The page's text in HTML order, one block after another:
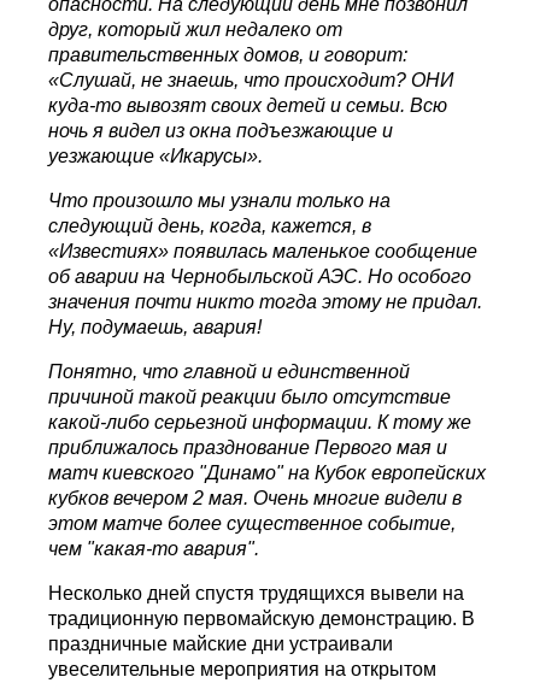
опасности. На следующий день мне позвонил
друг, который жил недалеко от
правительственных домов, и говорит:
«Слушай, не знаешь, что происходит? ОНИ
куда-то вывозят своих детей и семьи. Всю
ночь я видел из окна подъезжающие и
уезжающие «Икарусы».
Что произошло мы узнали только на
следующий день, когда, кажется, в
«Известиях» появилась маленькое сообщение
об аварии на Чернобыльской АЭС. Но особого
значения почти никто тогда этому не придал.
Ну, подумаешь, авария!
Понятно, что главной и единственной
причиной такой реакции было отсутствие
какой-либо серьезной информации. К тому же
приближалось празднование Первого мая и
матч киевского "Динамо" на Кубок европейских
кубков вечером 2 мая. Очень многие видели в
этом матче более существенное событие,
чем "какая-то авария".
Несколько дней спустя трудящихся вывели на
традиционную первомайскую демонстрацию. В
праздничные майские дни устраивали
увеселительные мероприятия на открытом